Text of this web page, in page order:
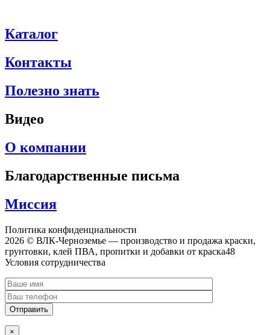
Каталог
Контакты
Полезно знать
Видео
О компании
Благодарственные письма
Миссия
Политика конфиденциальности
2026 © ВЛК-Черноземье — производство и продажа краски,
грунтовки, клей ПВА, пропитки и добавки от краска48
Условия сотрудничества
×